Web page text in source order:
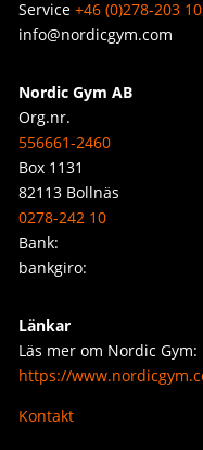
Service +46 (0)278-203 10
info@nordicgym.com
Nordic Gym AB
Org.nr.
556661-2460
Box 1131
82113 Bollnäs
0278-242 10
Bank:
bankgiro:
Länkar
Läs mer om Nordic Gym:
https://
Kontakt